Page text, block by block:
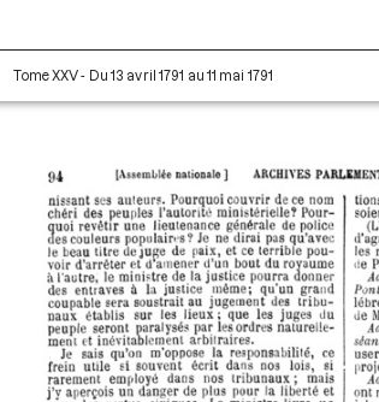
Tome XXV - Du 13 avril 1791 au 11 mai 1791